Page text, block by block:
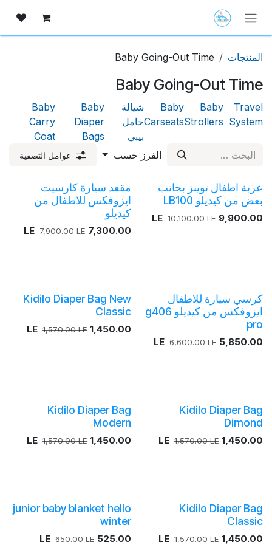
تخطي للذهاب إلى المحتوى
المنتجات Baby Going-Out Time
Baby Going-Out Time
Travel
System
Baby
Strollers
Baby
Carseats
شيالة
حامل
بيبي
Baby
Diaper
Bags
Baby
Carry
Coat
الفرز حسب
عوامل التصفية
عربة اطفال توينز بجانب
بعض من كيديلو LB100
9,900.00
10,100.00LE
مقعد سيارة كارسيت
ايزوفكس للاطفال من
كيديلو
7,300.00
7,900.00LE
كرسي سيارة للاطفال
ايزوفكس من كيديلو g406
pro
5,850.00
6,600.00LE
Kidilo Diaper Bag New
Classic
1,450.00
LE
1,570.00LE
Kidilo Diaper Bag
Dimond
1,450.00
1,570.00LE
Kidilo Diaper Bag
Modern
1,450.00
LE
1,570.00LE
Kidilo Diaper Bag
Classic
1,450.00
1,570.00LE
junior baby blanket hello
winter
525.00
650.00LE